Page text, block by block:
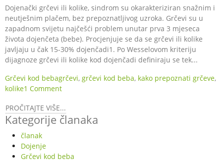
Dojenački grčevi ili kolike, sindrom su okarakteriziran snažnim i
neutješnim plačem, bez prepoznatljivog uzroka. Grčevi su u
zapadnom svijetu najčešći problem unutar prva 3 mjeseca
života dojenčeta (bebe). Procjenjuje se da se grčevi ili kolike
javljaju u čak 15-30% dojenčadi1. Po Wesselovom kriteriju
dijagnoze grčevi ili kolike kod dojenčadi definiraju se tek...
Grčevi kod bebagrčevi, grčevi kod beba, kako prepoznati grčeve,
kolike1 Comment
PROČITAJTE VIŠE...
Kategorije članaka
članak
Dojenje
Grčevi kod beba